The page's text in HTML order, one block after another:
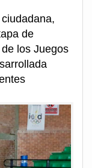
de
los Juegos